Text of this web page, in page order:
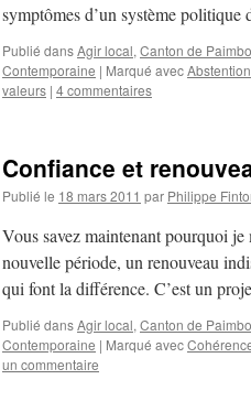
symptômes d’un système
Publié dansAgir local, Canton de
Contemporaine | Marqué avecAbstention
valeurs | 4 commentaires
Confiance et
Publié le 18 mars 2011 par Philippe
Vous savez maintenant pourquoi
nouvelle période, un renouveau
qui font la différence. C’est un
Publié dansAgir local, Canton de
Contemporaine | Marqué avec
un commentaire